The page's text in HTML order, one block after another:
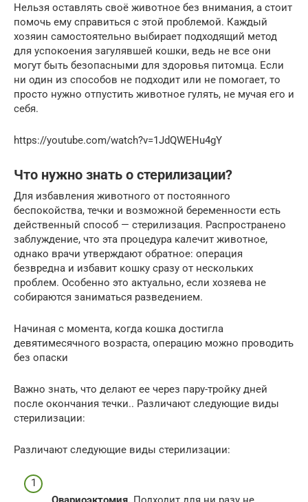
Нельзя оставлять своё животное без внимания, а стоит
помочь ему справиться с этой проблемой. Каждый
хозяин самостоятельно выбирает подходящий метод
для успокоения загулявшей кошки, ведь не все они
могут быть безопасными для здоровья питомца. Если
ни один из способов не подходит или не помогает, то
просто нужно отпустить животное гулять, не мучая его и
себя.
https://youtube.com/watch?v=1JdQWEHu4gY
Что нужно знать о стерилизации?
Для избавления животного от постоянного
беспокойства, течки и возможной беременности есть
действенный способ — стерилизация. Распространено
заблуждение, что эта процедура калечит животное,
однако врачи утверждают обратное: операция
безвредна и избавит кошку сразу от нескольких
проблем. Особенно это актуально, если хозяева не
собираются заниматься разведением.
Начиная с момента, когда кошка достигла
девятимесячного возраста, операцию можно проводить
без опаски
Важно знать, что делают ее через пару-тройку дней
после окончания течки.. Различают следующие виды
стерилизации:
Различают следующие виды стерилизации: